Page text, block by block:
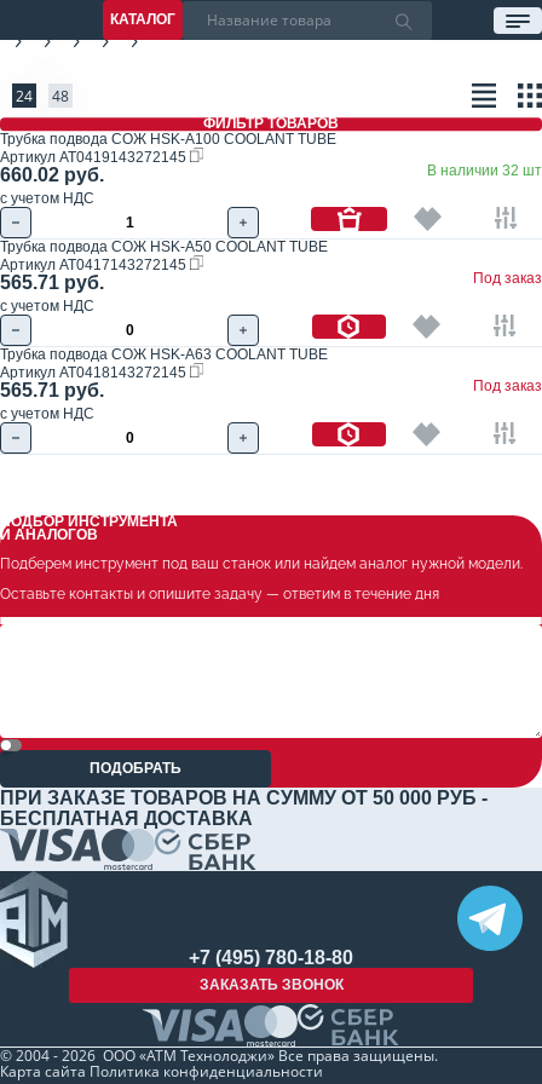
КАТАЛОГ
ФИЛЬТР ТОВАРОВ
24 48
Трубка подвода СОЖ HSK-A100 COOLANT TUBE
Артикул AT0419143272145
660.02 руб.
с учетом НДС
В наличии 32 шт
Трубка подвода СОЖ HSK-A50 COOLANT TUBE
Артикул AT0417143272145
565.71 руб.
с учетом НДС
Под заказ
Трубка подвода СОЖ HSK-A63 COOLANT TUBE
Артикул AT0418143272145
565.71 руб.
с учетом НДС
Под заказ
ПОДБОР ИНСТРУМЕНТА
И АНАЛОГОВ
Подберем инструмент под ваш станок или найдем аналог нужной модели.
Оставьте контакты и опишите задачу — ответим в течение дня
ПОДОБРАТЬ
ПРИ ЗАКАЗЕ ТОВАРОВ НА СУММУ ОТ 50 000 РУБ -
БЕСПЛАТНАЯ ДОСТАВКА
+7 (495) 780-18-80
ЗАКАЗАТЬ ЗВОНОК
© 2004 - 2026 ООО «АТМ Технолоджи» Все права защищены.
Карта сайта Политика конфиденциальности